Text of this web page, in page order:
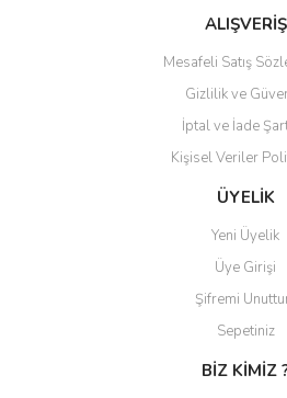
Ürün bilgilerinde hatalar bulunuyor.
Gönder
ALIŞVERİŞ
Mesafeli Satış
Gizlilik ve
İptal ve İade
Kişisel Veriler
ÜYELİK
Yeni Üyelik
Üye Girişi
Şifremi
Sepetiniz
BİZ KİMİZ